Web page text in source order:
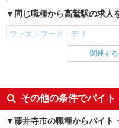
同じ職種から高鷲駅の求人
ファストフード・デリ
同じ雇用形態から高鷲駅の
同じ特徴から高鷲駅の求人
履歴書不要
関連す
その他の条件でバイ
藤井寺市の職種からバイト